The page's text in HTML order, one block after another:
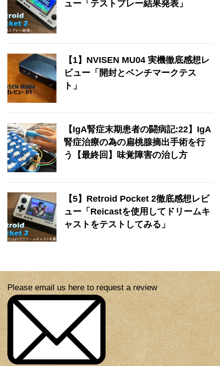
ュー「テストプレー結果発表」
【1】NVISEN MU04 実機徹底感想レ
ビュー「開封とベンチマークテス
ト」
【IgA腎症末期患者の闘病記:22】IgA
腎症治療の為の扁桃腺摘出手術を行
う【最終回】味覚障害の治し方
【5】Retroid Pocket 2徹底感想レビ
ュー「Reicastを使用してドリームキ
ャストをテストしてみる」
Please email us here to request a review